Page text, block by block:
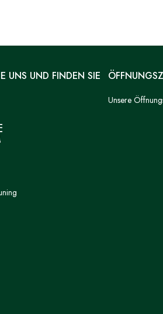
UNS UND FINDEN SIE
Unsere